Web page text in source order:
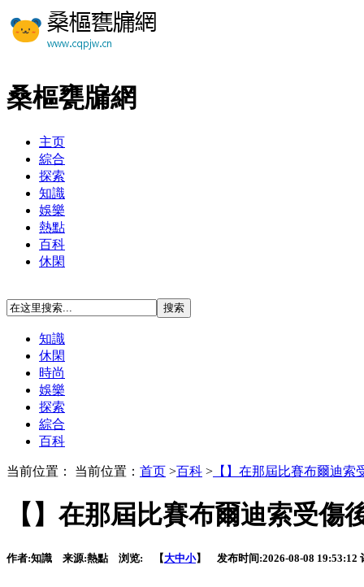
桑樞甕牖網
主页
綜合
探索
知識
娛樂
熱點
百科
休閑
知識
休閑
時尚
娛樂
探索
綜合
百科
当前位置： 当前位置： 首页 >百科 > 【】在那屆比賽布爾迪索
【】在那屆比賽布爾迪索受傷
作者:知識 来源:熱點 浏览: 【大中小】 发布时间:2026-08-08 19:53:12